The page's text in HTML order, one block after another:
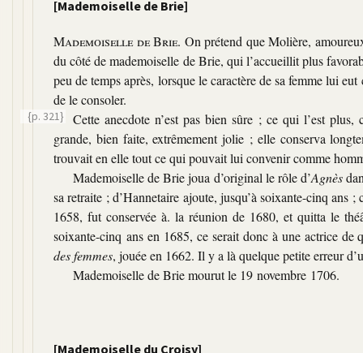
[Mademoiselle de Brie]
Mademoiselle de Brie. On prétend que Molière,
du côté de mademoiselle de Brie, qui l’accueillit plus
peu de temps après, lorsque le caractère de sa femme lui
de le consoler.
{p. 321}
Cette anecdote n’est pas bien sûre ; ce qui l’est
grande, bien faite, extrêmement jolie ; elle conserva
trouvait en elle tout ce qui pouvait lui convenir comme
Mademoiselle de Brie joua d’original le rôle d’Agnès
sa retraite ; d’Hannetaire ajoute, jusqu’à soixante-cinq
1658, fut conservée à. la réunion de 1680, et quitta le
soixante-cinq ans en 1685, ce serait donc à une actrice
des femmes, jouée en 1662. Il y a là quelque petite erreur
Mademoiselle de Brie mourut le 19 novembre 1706.
[Mademoiselle du Croisy]